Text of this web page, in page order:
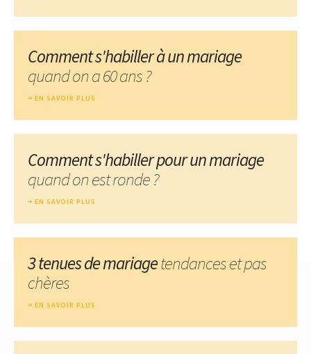
Comment s'habiller à un mariage
quand on a 60 ans ?
EN SAVOIR PLUS
Comment s'habiller pour un mariage
quand on est ronde ?
EN SAVOIR PLUS
3 tenues de mariagetendances et pas
chères
EN SAVOIR PLUS